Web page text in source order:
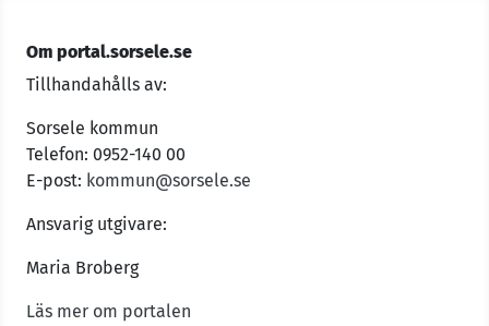
Om portal.sorsele.se
Tillhandahålls av:
Sorsele kommun
Telefon: 0952-140 00
E-post: kommun@sorsele.se
Ansvarig utgivare:
Maria Broberg
Läs mer om portalen